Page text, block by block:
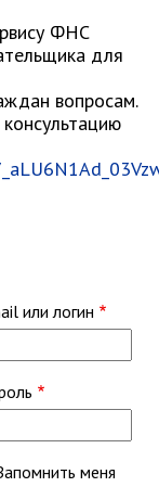
ФНС
для
вопросам.
или логин
меня